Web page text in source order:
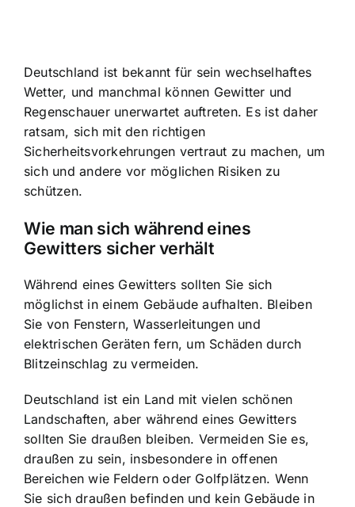
Deutschland ist bekannt für sein wechselhaftes
Wetter, und manchmal können Gewitter und
Regenschauer unerwartet auftreten. Es ist daher
ratsam, sich mit den richtigen
Sicherheitsvorkehrungen vertraut zu machen, um
sich und andere vor möglichen Risiken zu
schützen.
Wie man sich während eines
Gewitters sicher verhält
Während eines Gewitters sollten Sie sich
möglichst in einem Gebäude aufhalten. Bleiben
Sie von Fenstern, Wasserleitungen und
elektrischen Geräten fern, um Schäden durch
Blitzeinschlag zu vermeiden.
Deutschland ist ein Land mit vielen schönen
Landschaften, aber während eines Gewitters
sollten Sie draußen bleiben. Vermeiden Sie es,
draußen zu sein, insbesondere in offenen
Bereichen wie Feldern oder Golfplätzen. Wenn
Sie sich draußen befinden und kein Gebäude in